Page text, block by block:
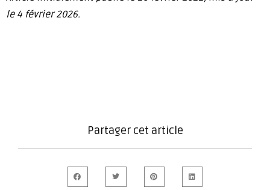
le 4 février 2026.
Partager cet article